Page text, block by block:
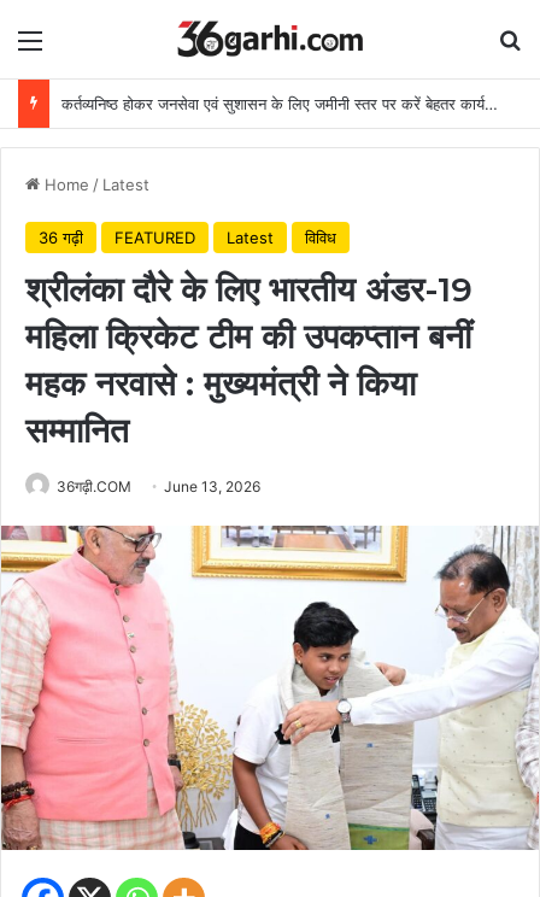
Menu
कर्तव्यनिष्ठ होकर जनसेवा एवं सुशासन के लिए जमीनी स्तर पर करें बेहतर कार्य: मुख्यमंत्री
Home / Latest
36 गढ़ी FEATURED Latest विविध
श्रीलंका दौरे के लिए भारतीय अंडर-19
महिला क्रिकेट टीम की उपकप्तान बनीं
महक नरवासे : मुख्यमंत्री ने किया
सम्मानित
36गढ़ी.COM June 13, 2026